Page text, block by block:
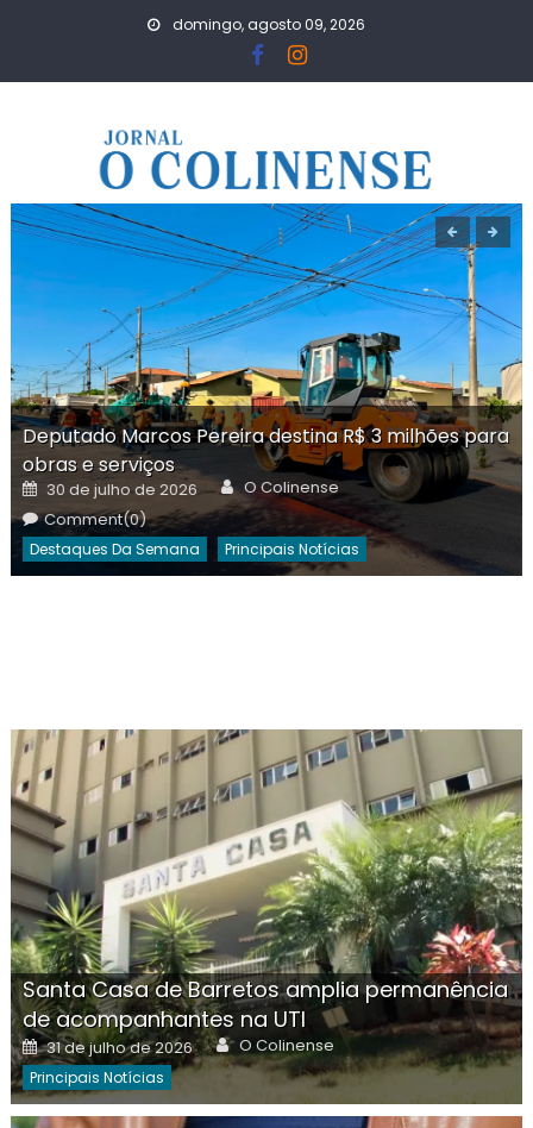
domingo, agosto 09, 2026
Deputado Marcos Pereira destina R$ 3 milhões para
obras e serviços
Posted
on
30 de julho de 2026 Author
O Colinense
Comment(0)
Destaques Da Semana Principais Notícias
Santa Casa de Barretos amplia permanência
de acompanhantes na UTI
Posted
on
31 de julho de 2026 Author
O Colinense
Principais Notícias